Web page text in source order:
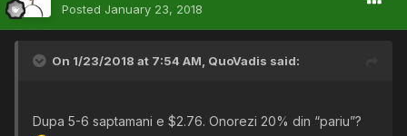
Posted January 23, 2018
On 1/23/2018 at 7:54 AM, QuoVadis said:
Dupa 5-6 saptamani e $2.76. Onorezi 20% din “pariu”?